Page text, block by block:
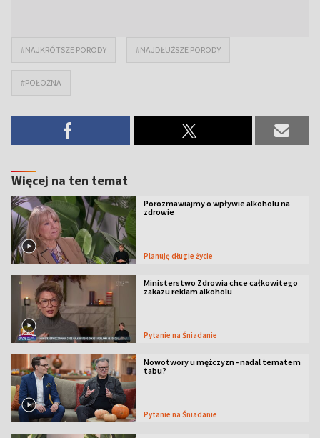
#NAJKRÓTSZE PORODY #NAJDŁUŻSZE PORODY
#POŁOŻNA
Więcej na ten temat
Porozmawiajmy o wpływie alkoholu na
zdrowie
Planuję długie życie
Ministerstwo Zdrowia chce całkowitego
zakazu reklam alkoholu
Pytanie na Śniadanie
Nowotwory u mężczyzn - nadal tematem
tabu?
Pytanie na Śniadanie